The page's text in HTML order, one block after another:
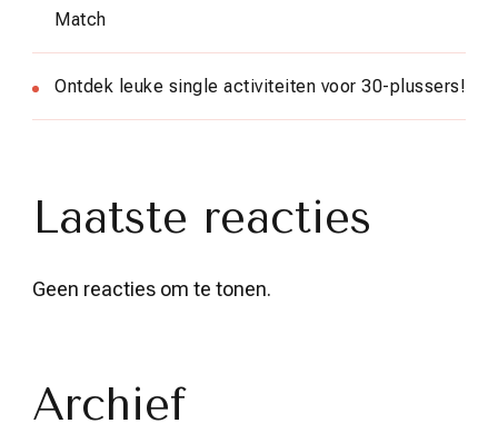
Match
Ontdek leuke single activiteiten voor 30-plussers!
Laatste reacties
Geen reacties om te tonen.
Archief